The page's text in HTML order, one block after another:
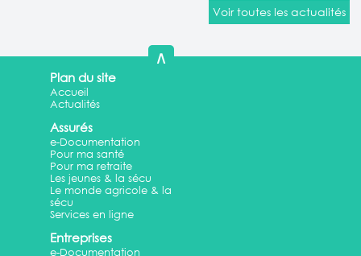
Voir toutes les actualités
∧
Plan du site
Accueil
Actualités
Assurés
e-Documentation
Pour ma santé
Pour ma retraite
Les jeunes & la sécu
Le monde agricole & la
sécu
Services en ligne
Entreprises
e-Documentation